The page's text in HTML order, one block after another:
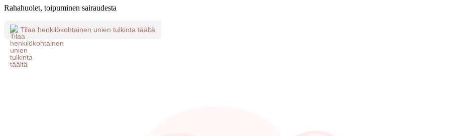
Rahahuolet, toipuminen sairaudesta
Tilaa henkilökohtainen unien tulkinta täältä